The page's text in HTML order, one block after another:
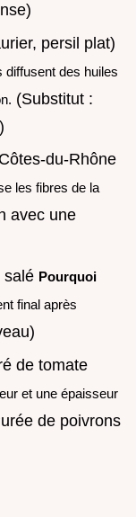
persil plat)
diffusent des huiles
(Substitut :
du-Rhône
les fibres de la
avec une
salé Pourquoi
final après
de tomate
et une épaisseur
de poivrons